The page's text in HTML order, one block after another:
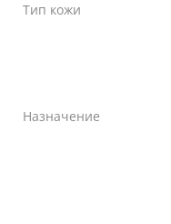
Тип кожи
Назначение